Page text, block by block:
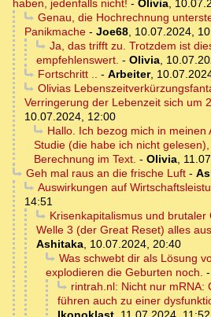
haben, jedenfalls nicht! - Olivia,
Genau, die Hochrechnung
Panikmache - Joe68, 10.07.2024,
Ja, das trifft zu. Trotzdem ist
empfehlenswert. - Olivia,
Fortschritt .. - Arbeiter,
Olivias
Verringerung der Lebenzeit sich um
10.07.2024, 12:00
Hallo. Ich bezog mich in meinen
Studie (die habe ich nicht
Berechnung im Text. - Olivia,
Geh mal raus an die frische Luft-
Auswirkungen auf
14:51
Krisenkapitalismus und
Welle 3 (der Great Reset) alles
Ashitaka, 10.07.2024, 20:40
Was schwebt dir als Lösung
explodieren die Geburten noch. -
rintrah.nl: Nicht nur mRNA:
führen auch zu einer